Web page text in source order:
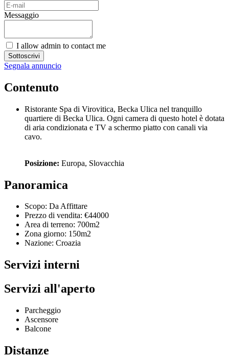
Messaggio
I allow admin to contact me
Sottoscrivi
Segnala annuncio
Contenuto
Ristorante Spa di Virovitica, Becka Ulica nel tranquillo
quartiere di Becka Ulica. Ogni camera di questo hotel è dotata
di aria condizionata e TV a schermo piatto con canali via
cavo.
Posizione: Europa, Slovacchia
Panoramica
Scopo: Da Affittare
Prezzo di vendita: €44000
Area di terreno: 700m2
Zona giorno: 150m2
Nazione: Croazia
Servizi interni
Servizi all'aperto
Parcheggio
Ascensore
Balcone
Distanze